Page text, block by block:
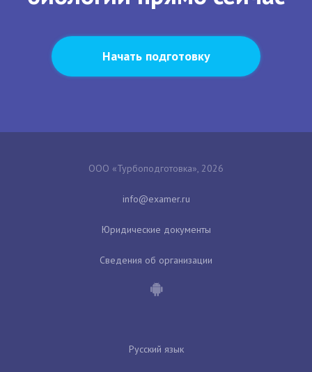
Начать подготовку
ООО «Турбоподготовка», 2026
Юридические документы
Сведения об организации
Русский язык